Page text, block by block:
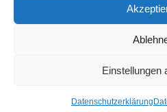
Einstellungen
Datenschutzerklärung
Neve| Präsentiert